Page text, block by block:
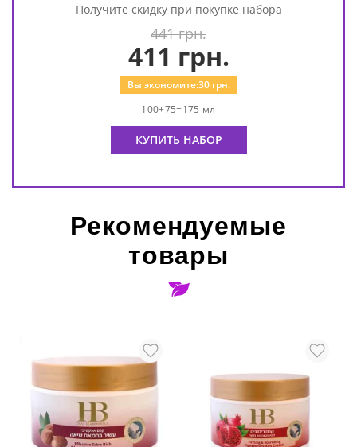
Получите скидку при покупке набора
441 грн.
411 грн.
Вы экономите:30грн.
100+75=175 мл
КУПИТЬ НАБОР
Рекомендуемые
товары